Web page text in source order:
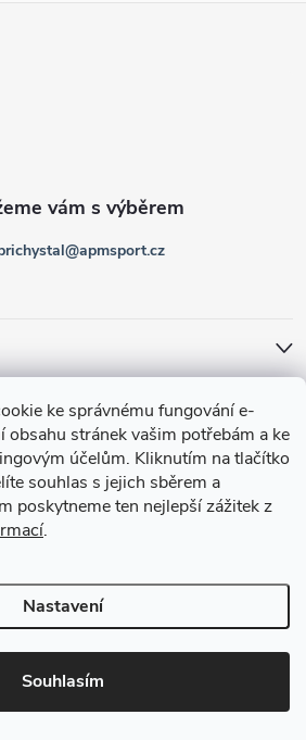
ke správnému fungování e-
obsahu stránek vašim potřebám a ke
účelům. Kliknutím na tlačítko
souhlas s jejich sběrem a
poskytneme ten nejlepší zážitek z
.
Nastavení
Souhlasím
@apmsport.cz
. Všechna práva vyhrazena.